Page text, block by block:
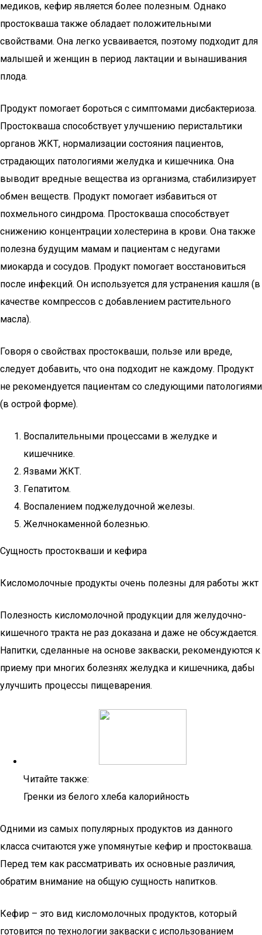
медиков, кефир является более полезным. Однако
простокваша также обладает положительными
свойствами. Она легко усваивается, поэтому подходит для
малышей и женщин в период лактации и вынашивания
плода.
Продукт помогает бороться с симптомами дисбактериоза.
Простокваша способствует улучшению перистальтики
органов ЖКТ, нормализации состояния пациентов,
страдающих патологиями желудка и кишечника. Она
выводит вредные вещества из организма, стабилизирует
обмен веществ. Продукт помогает избавиться от
похмельного синдрома. Простокваша способствует
снижению концентрации холестерина в крови. Она также
полезна будущим мамам и пациентам с недугами
миокарда и сосудов. Продукт помогает восстановиться
после инфекций. Он используется для устранения кашля (в
качестве компрессов с добавлением растительного
масла).
Говоря о свойствах простокваши, пользе или вреде,
следует добавить, что она подходит не каждому. Продукт
не рекомендуется пациентам со следующими патологиями
(в острой форме).
Воспалительными процессами в желудке и
кишечнике.
Язвами ЖКТ.
Гепатитом.
Воспалением поджелудочной железы.
Желчнокаменной болезнью.
Сущность простокваши и кефира
Кисломолочные продукты очень полезны для работы жкт
Полезность кисломолочной продукции для желудочно-
кишечного тракта не раз доказана и даже не обсуждается.
Напитки, сделанные на основе закваски, рекомендуются к
приему при многих болезнях желудка и кишечника, дабы
улучшить процессы пищеварения.
Читайте также:
Гренки из белого хлеба калорийность
Одними из самых популярных продуктов из данного
класса считаются уже упомянутые кефир и простокваша.
Перед тем как рассматривать их основные различия,
обратим внимание на общую сущность напитков.
Кефир – это вид кисломолочных продуктов, который
готовится по технологии закваски с использованием